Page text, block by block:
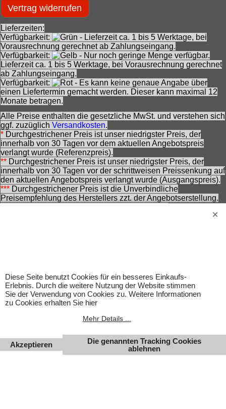
Vertrag widerrufen
Lieferzeiten:
Verfügbarkeit:
- Lieferzeit ca. 1 bis 5 Werktage, bei
Vorausrechnung gerechnet ab Zahlungseingang.
Verfügbarkeit:
- Nur noch geringe Menge verfügbar.
Lieferzeit ca. 1 bis 5 Werktage, bei Vorausrechnung gerechnet
ab Zahlungseingang.
Verfügbarkeit:
- Es kann keine genaue Angabe über
einen Liefertermin gemacht werden. Dieser kann maximal 12
Monate betragen.
Alle Preise enthalten die gesetzliche MwSt. und verstehen sich
ggf. zuzüglich Versandkosten.
* Durchgestrichener Preis ist unser niedrigster Preis, der
innerhalb von 30 Tagen vor dem aktuellen Angebotspreis
verlangt wurde (Referenzpreis).
** Durchgestrichener Preis ist unser niedrigster Preis, der
innerhalb von 30 Tagen vor der schrittweisen Preissenkung auf
den aktuellen Angebotspreis verlangt wurde (Ausgangspreis).
*** Durchgestrichener Preis ist die Unverbindliche
Preisempfehlung des Herstellers zzt. der Angebotserstellung.
Zubehör gehört nicht zum Lieferumfang. Eingetragene
Warenzeichen und Logos sind Eigentum des jeweiligen
Inhabers.
Diese Seite benutzt Cookies für ein besseres Einkaufs-
Erlebnis. Durch die weitere Nutzung der Website stimmen
Sie der Verwendung von Cookies zu. Weitere Informationen
zu Cookies erhalten Sie hier
Mehr Details ...
Akzeptieren
Die genannten Tracking Cookies
ablehnen